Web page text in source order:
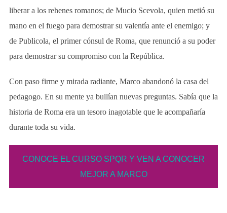
liberar a los rehenes romanos; de Mucio Scevola, quien metió su
mano en el fuego para demostrar su valentía ante el enemigo; y
de Publicola, el primer cónsul de Roma, que renunció a su poder
para demostrar su compromiso con la República.
Con paso firme y mirada radiante, Marco abandonó la casa del
pedagogo. En su mente ya bullían nuevas preguntas. Sabía que la
historia de Roma era un tesoro inagotable que le acompañaría
durante toda su vida.
CONOCE EL CURSO SPQR Y VEN A CONOCER
MEJOR A MARCO